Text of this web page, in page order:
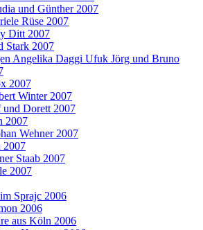
und Günther 2007
Rüse 2007
Ditt 2007
Stark 2007
Angelika Daggi Ufuk Jörg und Bruno
2007
Winter 2007
und Dorett 2007
2007
Wehner 2007
2007
Staab 2007
2007
Sprajc 2006
2006
aus Köln 2006